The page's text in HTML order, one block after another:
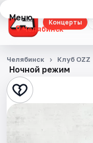
Концерты
Меню
Челябинск
Концерты
Театр
Стендап
Выставки
Ночной режим
Челябинск Клуб OZZ